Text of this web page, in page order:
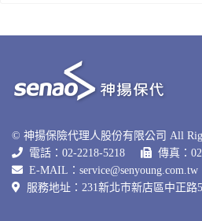
© 神揚保險代理人股份有限公司 All
電話：02-2218-5218
傳真：
E-MAIL： service@senyoung.com.tw
服務地址：231新北巿新店區中正路